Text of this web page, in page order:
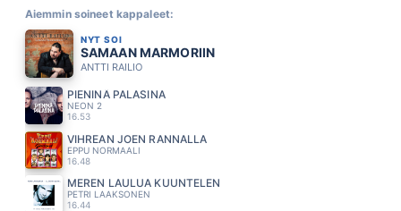
Aiemmin soineet kappaleet:
NYT SOI
SAMAAN MARMORIIN
ANTTI RAILIO
PIENINÄ PALASINA
NEON 2
16.53
VIHREAN JOEN RANNALLA
EPPU NORMAALI
16.48
MEREN LAULUA KUUNTELEN
PETRI LAAKSONEN
16.44